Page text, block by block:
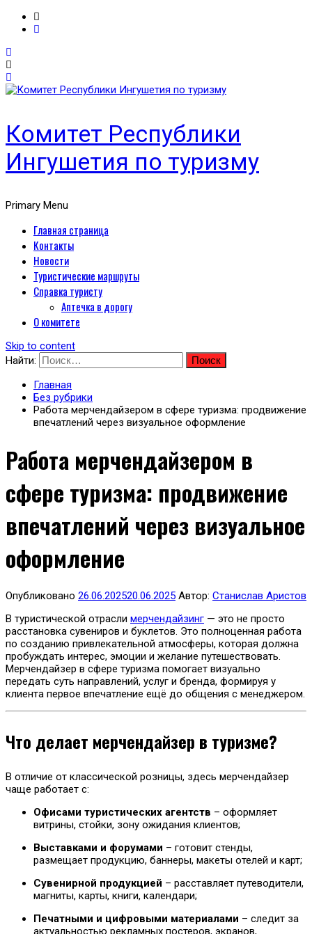
Комитет Республики
Ингушетия по туризму
Primary Menu
Главная страница
Контакты
Новости
Туристические маршруты
Справка туристу
Аптечка в дорогу
О комитете
Skip to content
Найти:
Главная
Без рубрики
Работа мерчендайзером в сфере туризма: продвижение
впечатлений через визуальное оформление
Работа мерчендайзером в
сфере туризма: продвижение
впечатлений через визуальное
оформление
Опубликовано 26.06.202520.06.2025 Автор: Станислав Аристов
В туристической отрасли мерчендайзинг — это не просто
расстановка сувениров и буклетов. Это полноценная работа
по созданию привлекательной атмосферы, которая должна
пробуждать интерес, эмоции и желание путешествовать.
Мерчендайзер в сфере туризма помогает визуально
передать суть направлений, услуг и бренда, формируя у
клиента первое впечатление ещё до общения с менеджером.
Что делает мерчендайзер в туризме?
В отличие от классической розницы, здесь мерчендайзер
чаще работает с:
Офисами туристических агентств – оформляет
витрины, стойки, зону ожидания клиентов;
Выставками и форумами – готовит стенды,
размещает продукцию, баннеры, макеты отелей и карт;
Сувенирной продукцией – расставляет путеводители,
магниты, карты, книги, календари;
Печатными и цифровыми материалами – следит за
актуальностью рекламных постеров, экранов,